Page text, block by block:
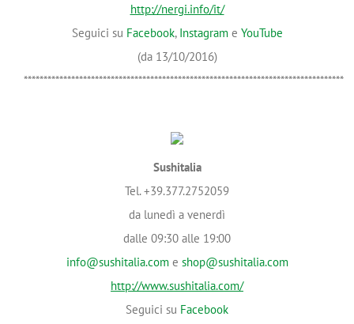
http://nergi.info/it/
Seguici su Facebook, Instagrame YouTube
(da 13/10/2016)
*********************************************************************************
Sushitalia
Tel. +39.377.2752059
da lunedì a venerdì
dalle 09:30 alle 19:00
info@sushitalia.come shop@sushitalia.com
http://www.sushitalia.com/
Seguici su Facebook